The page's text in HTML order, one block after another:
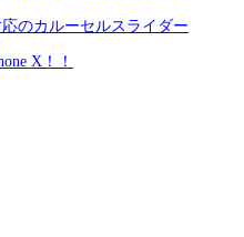
のカルーセルスライダー
X！！